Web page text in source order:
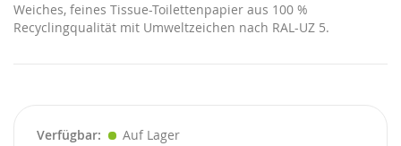
Weiches, feines Tissue-Toilettenpapier aus 100 %
Recyclingqualität mit Umweltzeichen nach RAL-UZ 5.
Verfügbar
Auf Lager